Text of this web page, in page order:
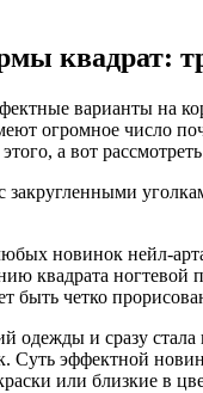
квадрат:
варианты на
огромное число
а вот
новинок нейл-
квадрата
четко
одежды и сразу
Суть эффектной
или близкие в